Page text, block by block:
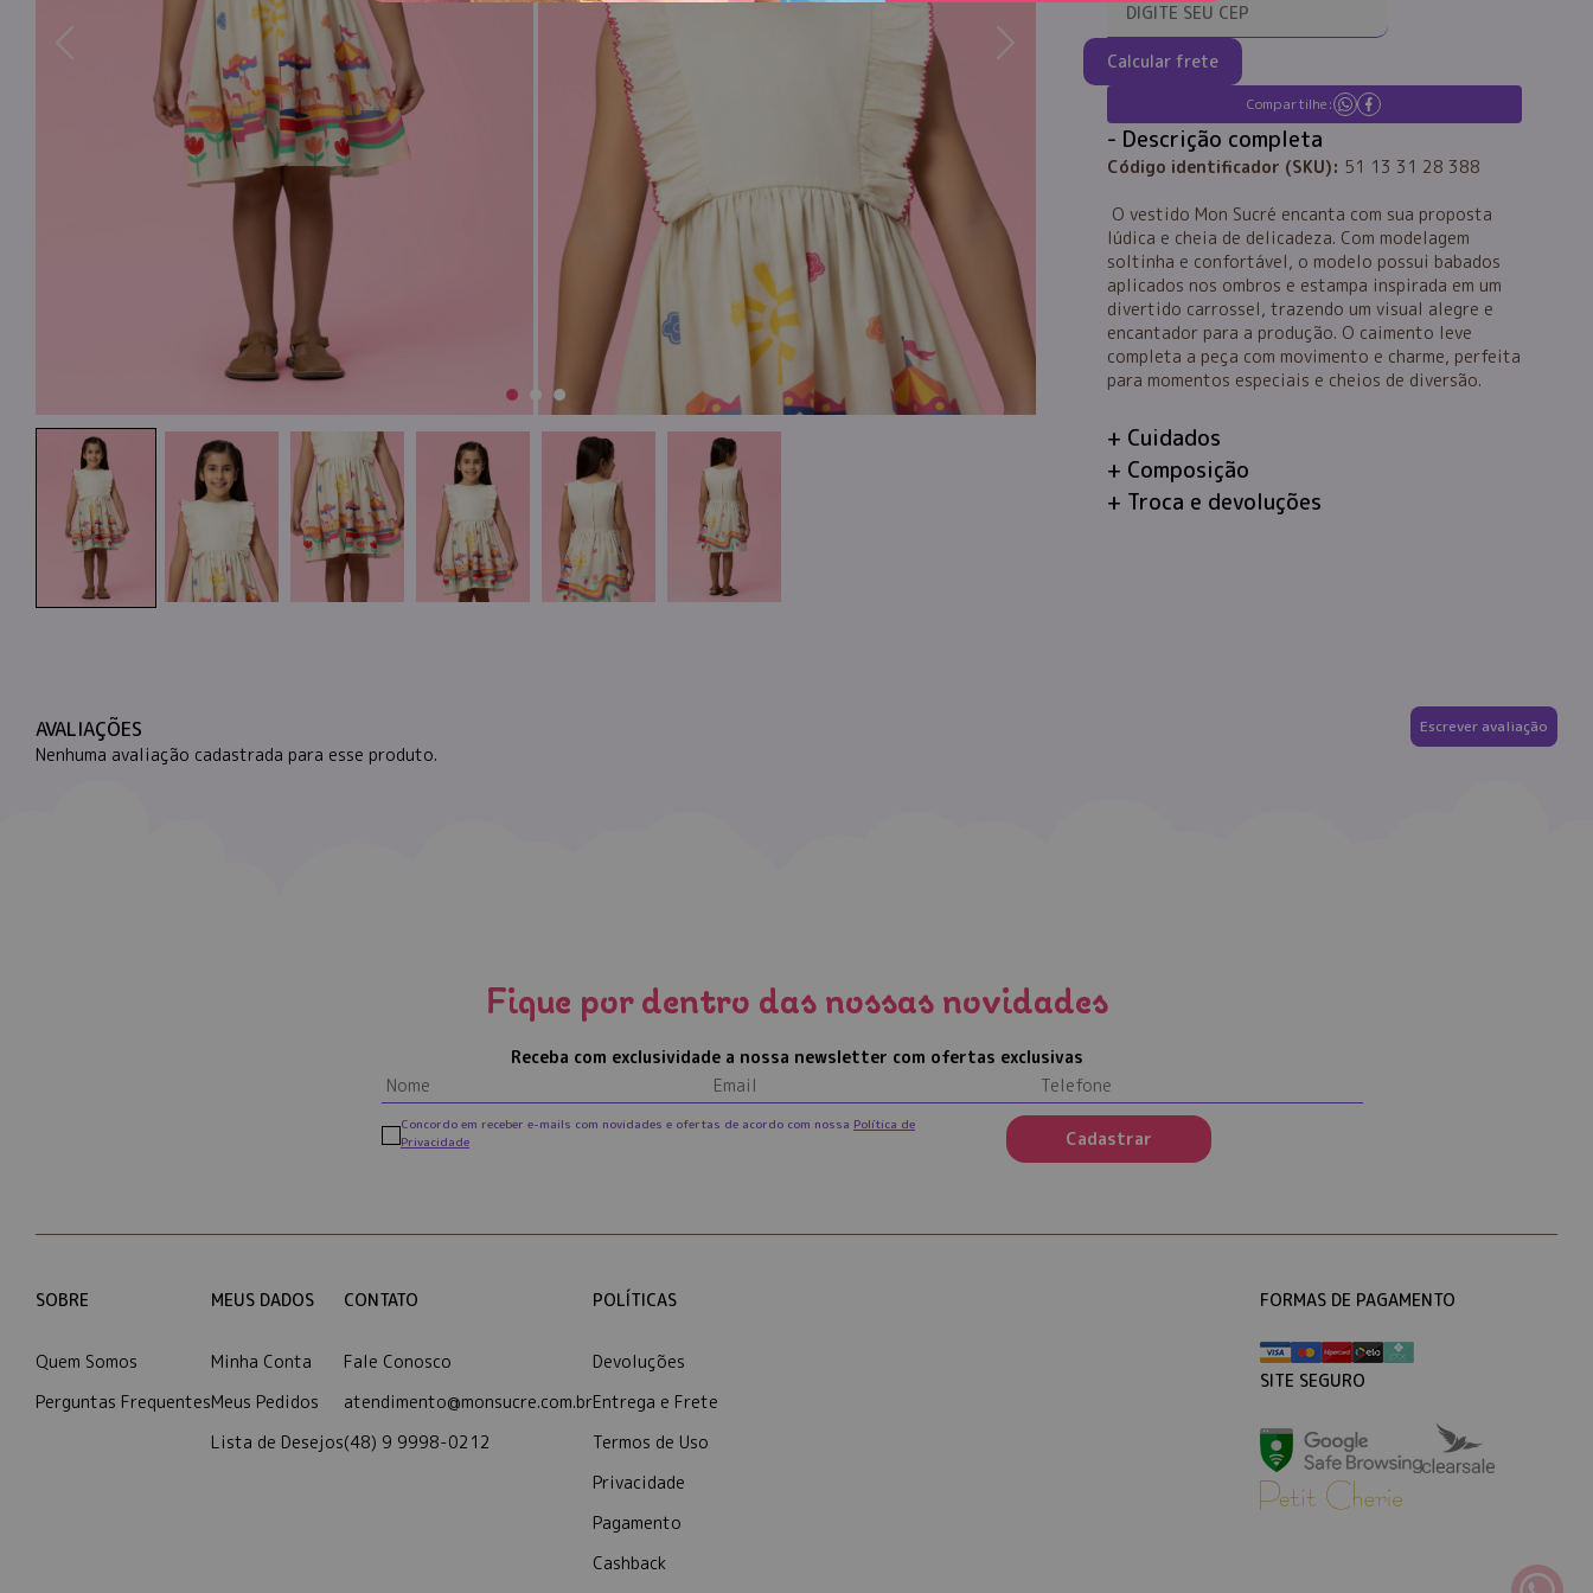
Calcular frete
Compartilhe:
Descrição completa
Código identificador (SKU): 51 13 31 28 388
O vestido Mon Sucré encanta com sua proposta
lúdica e cheia de delicadeza. Com modelagem
soltinha e confortável, o modelo possui babados
aplicados nos ombros e estampa inspirada em um
divertido carrossel, trazendo um visual alegre e
encantador para a produção. O caimento leve
completa a peça com movimento e charme, perfeita
para momentos especiais e cheios de diversão.
Cuidados
Composição
Troca e devoluções
AVALIAÇÕES Escrever avaliação
Nenhuma avaliação cadastrada para esse produto.
Fique por dentro das nossas novidades
Receba com exclusividade a nossa newsletter com ofertas exclusivas
Cadastrar
Concordo em receber e-mails com novidades e ofertas de acordo com nossa Política de
Privacidade
SOBRE
Quem Somos
Perguntas Frequentes
MEUS DADOS
Minha Conta
Meus Pedidos
Lista de Desejos
CONTATO
Fale Conosco
atendimento@monsucre.com.br
(48) 9 9998-0212
POLÍTICAS
Devoluções
Entrega e Frete
Termos de Uso
Privacidade
Pagamento
Cashback
FORMAS DE PAGAMENTO
SITE SEGURO